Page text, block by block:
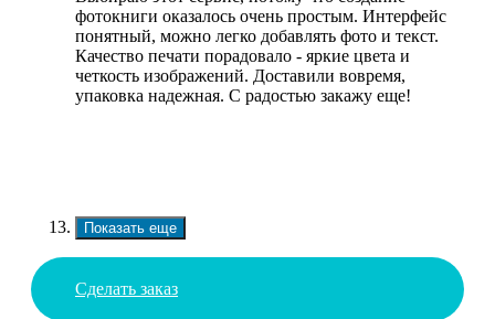
фотокниги оказалось очень простым. Интерфейс
понятный, можно легко добавлять фото и текст.
Качество печати порадовало - яркие цвета и
четкость изображений. Доставили вовремя,
упаковка надежная. С радостью закажу еще!
Показать еще
Сделать заказ